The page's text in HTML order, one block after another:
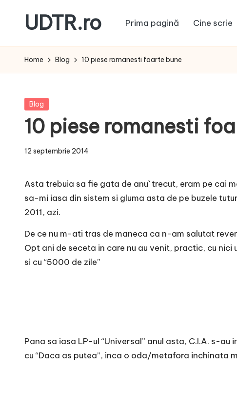
content
UDTR.ro
dorul
te
Prima pagină Cine scrie
Home Blog 10 piese romanesti foarte bune
Posted
Blog
10 piese romanesti
12 septembrie 2014
Asta trebuia sa fie gata de anu` trecut, eram pe cai
sa-mi iasa din sistem si gluma asta de pe buzele
2011, azi.
De ce nu m-ati tras de maneca ca n-am salutat
Opt ani de seceta in care nu au venit, practic, cu nici
si cu “5000 de zile”
Pana sa iasa LP-ul “Universal” anul asta, C.I.A. s-au
cu “Daca as putea”, inca o oda/metafora inchinata